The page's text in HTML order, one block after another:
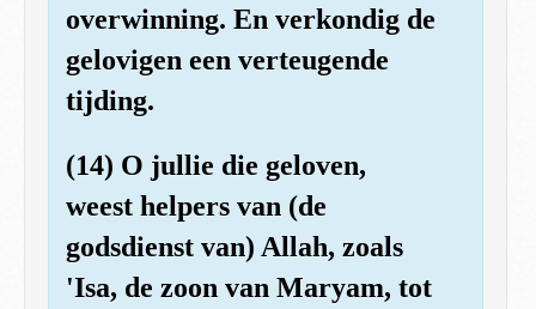
overwinning. En verkondig de
gelovigen een verteugende
tijding.
(14) O jullie die geloven,
weest helpers van (de
godsdienst van) Allah, zoals
'Isa, de zoon van Maryam, tot